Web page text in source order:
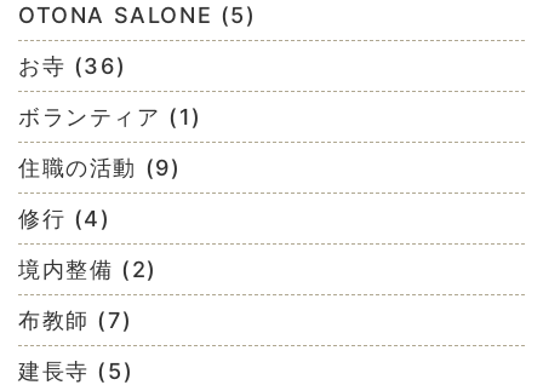
OTONA SALONE (5)
お寺 (36)
ボランティア (1)
住職の活動 (9)
修行 (4)
境内整備 (2)
布教師 (7)
建長寺 (5)